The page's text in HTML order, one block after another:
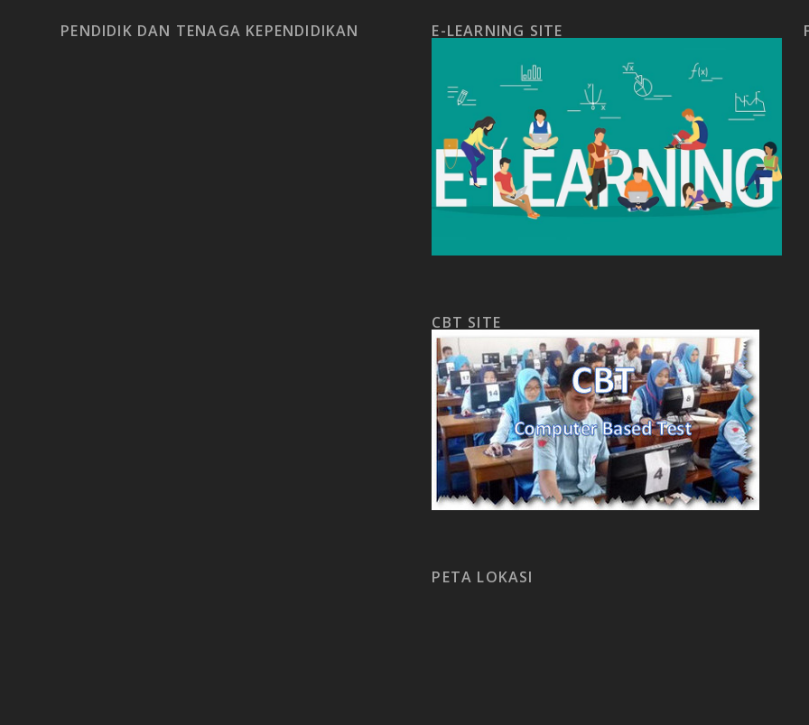
PENDIDIK DAN TENAGA KEPENDIDIKAN E-LEARNING SITE
CBT SITE
PETA LOKASI